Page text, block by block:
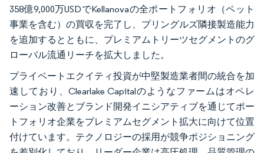
358億9,000万USDでKellanovaの全ポートフォリオ（ペット
事業を含む）の買収を完了し、プリングルズ隣接製造能力
を追加するとともに、プレミアムトリーツセグメントのグ
ローバル流通リーチを拡大しました。
プライベートエクイティ投資が中堅製造業者間の統合を加
速しており、Clearlake Capitalのようなファームはオペレ
ーション改善とブランド開発イニシアティブを通じてポー
トフォリオ企業をプレミアムセグメント拡大に向けて位置
付けています。テクノロジーの採用が競争ポジショニング